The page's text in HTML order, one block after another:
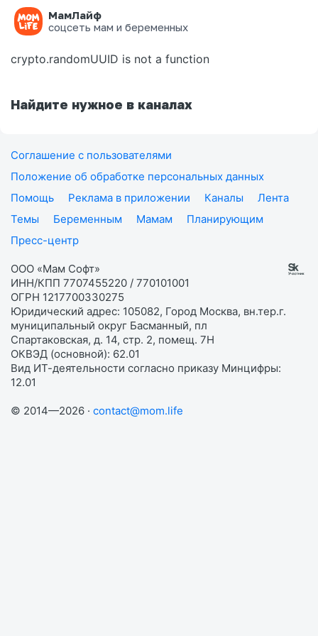
МамЛайф
соцсеть мам и беременных
Ошибка на странице
crypto.randomUUID is not a function
Найдите нужное в каналах
Соглашение с пользователями
Положение об обработке персональных данных
Помощь
Реклама в приложении Каналы
Лента
Темы
Беременным Мамам
Планирующим
Пресс-центр
ООО «Мам Софт»
ИНН/КПП 7707455220 / 770101001
ОГРН 1217700330275
Юридический адрес: 105082, Город Москва, вн.тер.г.
муниципальный округ Басманный, пл
Спартаковская, д. 14, стр. 2, помещ. 7Н
ОКВЭД (основной): 62.01
Вид ИТ-деятельности согласно приказу Минцифры:
12.01
© 2014—2026 · contact@mom.life